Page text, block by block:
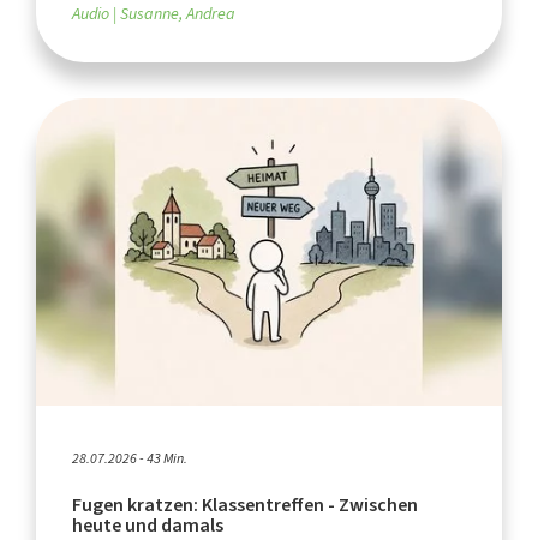
Audio Susanne, Andrea
28.07.2026 - 43 Min.
Fugen kratzen: Klassentreffen - Zwischen
heute und damals